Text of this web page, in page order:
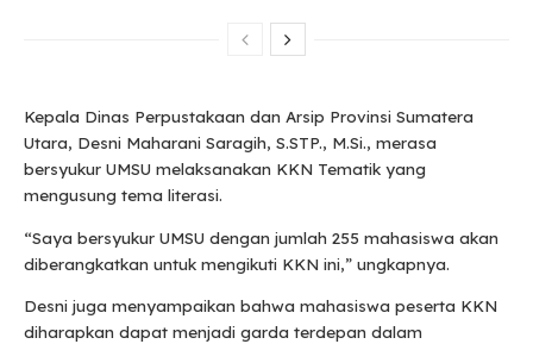
Kepala Dinas Perpustakaan dan Arsip Provinsi Sumatera
Utara, Desni Maharani Saragih, S.STP., M.Si., merasa
bersyukur UMSU melaksanakan KKN Tematik yang
mengusung tema literasi.
“Saya bersyukur UMSU dengan jumlah 255 mahasiswa akan
diberangkatkan untuk mengikuti KKN ini,” ungkapnya.
Desni juga menyampaikan bahwa mahasiswa peserta KKN
diharapkan dapat menjadi garda terdepan dalam